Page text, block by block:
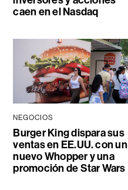
caen en el Nasdaq
NEGOCIOS
Burger King dispara sus
ventas en EE.UU. con un
nuevo Whopper y una
promoción de Star Wars